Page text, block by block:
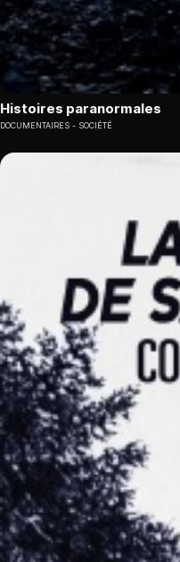
Histoires paranormales
DOCUMENTAIRES SOCIÉTÉ